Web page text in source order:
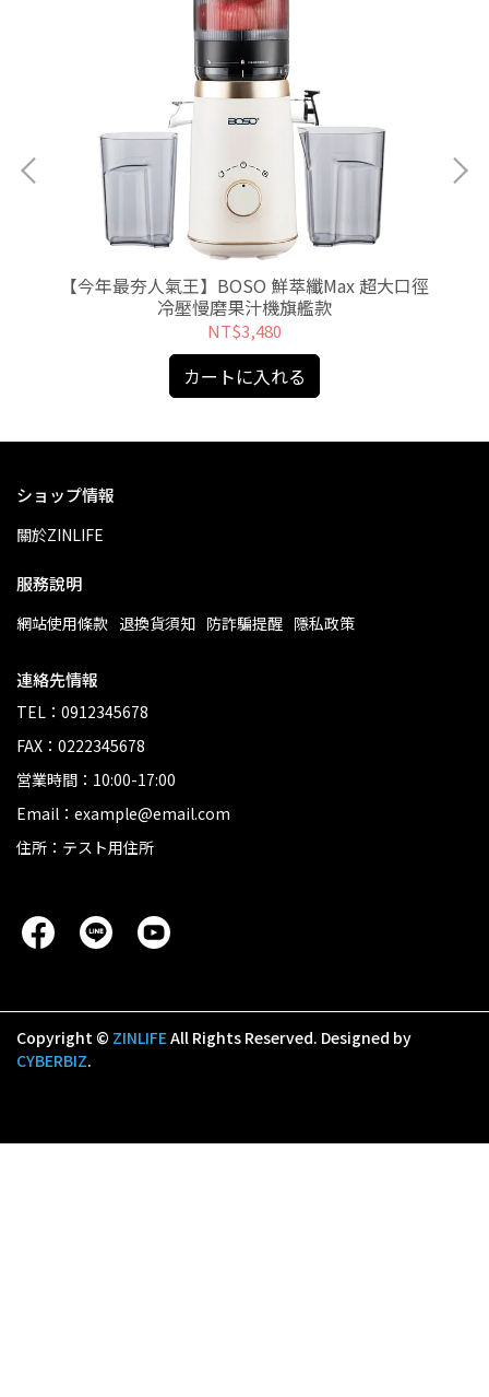
【今年最夯人氣王】BOSO 鮮萃纖Max 超大口徑
冷壓慢磨果汁機旗艦款
NT$3,480
カートに入れる
ショップ情報
關於ZINLIFE
服務說明
網站使用條款 退換貨須知 防詐騙提醒 隱私政策
連絡先情報
TEL：0912345678
FAX：0222345678
営業時間：10:00-17:00
Email：example@email.com
住所：テスト用住所
Copyright © ZINLIFEAll Rights Reserved. Designed by
CYBERBIZ.